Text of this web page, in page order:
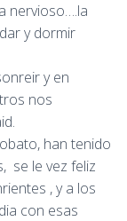
nervioso….la
y dormir
y en
nos
han tenido
se le vez feliz
, y a los
con esas